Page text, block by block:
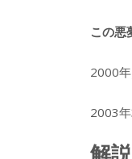
この悪
2000
2003
解説